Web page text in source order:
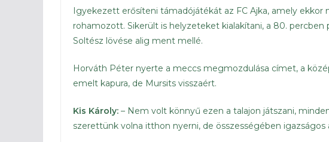
Igyekezett erősíteni támadójátékát az FC Ajka, amely ekkor
rohamozott. Sikerült is helyzeteket kialakítani, a 80. percben
Soltész lövése alig ment mellé.
Horváth Péter nyerte a meccs megmozdulása címet, a
emelt kapura, de Mursits visszaért.
Kis Károly: – Nem volt könnyű ezen a talajon játszani,
szerettünk volna itthon nyerni, de összességében igazságos